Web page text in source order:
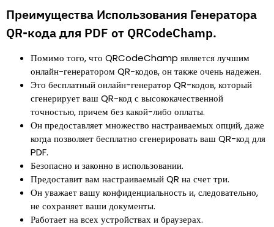
Преимущества Использования Генератора
QR-кода для PDF от QRCodeChamp.
Помимо того, что QRCodeChamp является лучшим
онлайн-генератором QR-кодов, он также очень надежен.
Это бесплатный онлайн-генератор QR-кодов, который
сгенерирует ваш QR-код с высококачественной
точностью, причем без какой-либо оплаты.
Он предоставляет множество настраиваемых опций, даже
когда позволяет бесплатно сгенерировать ваш QR-код для
PDF.
Безопасно и законно в использовании.
Предоставит вам настраиваемый QR на счет три.
Он уважает вашу конфиденциальность и, следовательно,
не сохраняет ваши документы.
Работает на всех устройствах и браузерах.